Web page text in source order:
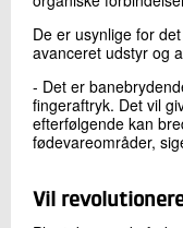
De er usynlige for
avanceret udstyr og
- Det er
fingeraftryk. Det vil
efterfølgende kan
fødevareområder,
Vil